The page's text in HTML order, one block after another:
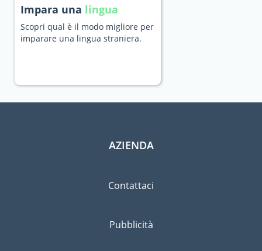
Impara una lingua
Scopri qual è il modo migliore per
imparare una lingua straniera.
AZIENDA
Contattaci
Pubblicità